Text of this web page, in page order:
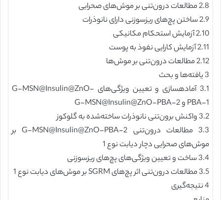
2.8 مطالعات درون‌تنی بر موش‌های صحرایی
2.9 ساختن پچ‌های ریزسوزنی دارای نانوذرات
2.10 آزمایش استحکام مکانیکی
2.11 آزمایش کارایی نفوذ به پوست
2.12 مطالعات درون‌تنی بر موش‌ها
3 یافته‌ها و بحث
3.1 آماده‎سازی و تعیین ویژگی‌های G-MSN@Insulin@ZnO-
PBA-1 و G-MSN@Insulin@ZnO-PBA-2
3.2 واکنش برون‌تنی نانوذرات ساخته‌شده به گلوکوز
3.3 مطالعات درون‌تنی G-MSN@Insulin@ZnO-PBA-2 بر
موش‌های صحرایی دچار دیابت نوع 1
3.4 ساخت و تعیین ویژگی‌های پچ‌های ریزسوزنی
3.5 مطالعات درون‌تنی اثر پچ‌های SGRM بر موش‌های دیابت نوع 1
4 نتیجه‌گیری